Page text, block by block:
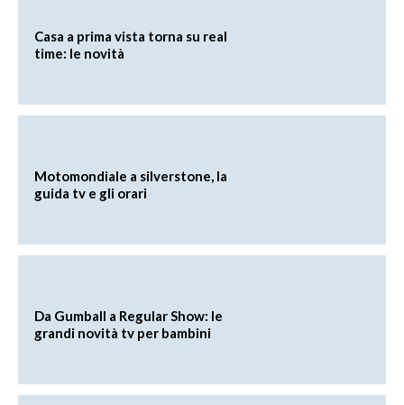
Casa a prima vista torna su real
time: le novità
Motomondiale a silverstone, la
guida tv e gli orari
Da Gumball a Regular Show: le
grandi novità tv per bambini